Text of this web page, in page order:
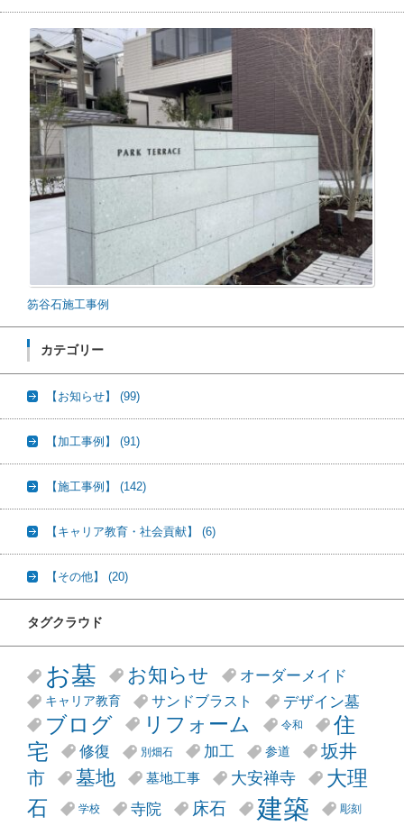
笏谷石施工事例
カテゴリー
【お知らせ】 (99)
【加工事例】 (91)
【施工事例】 (142)
【キャリア教育・社会貢献】 (6)
【その他】 (20)
タグクラウド
お墓 お知らせ オーダーメイド
キャリア教育 サンドブラスト デザイン墓
ブログ リフォーム 令和
住
宅
修復 別畑石 加工 参道
坂井
市
墓地 墓地工事 大安禅寺
大理
石
学校 寺院 床石 建築 彫刻